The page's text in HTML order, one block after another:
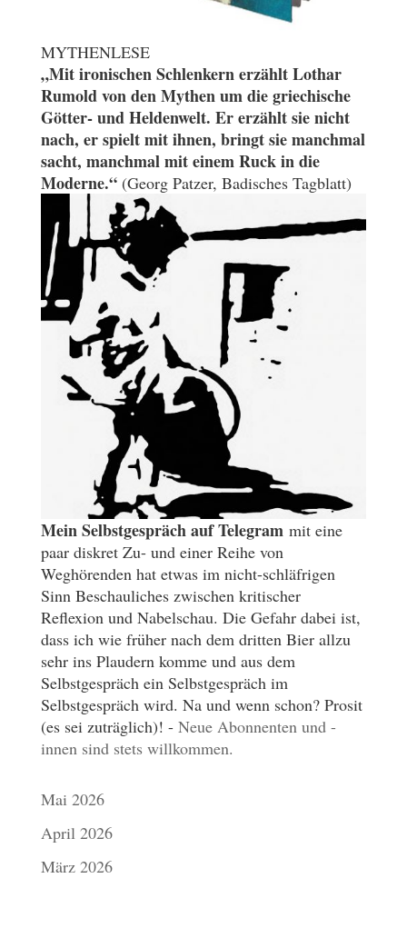
MYTHENLESE
„Mit ironischen Schlenkern erzählt Lothar
Rumold von den Mythen um die griechische
Götter- und Heldenwelt. Er erzählt sie nicht
nach, er spielt mit ihnen, bringt sie manchmal
sacht, manchmal mit einem Ruck in die
Moderne.“(Georg Patzer, Badisches Tagblatt)
Mein Selbstgespräch auf Telegrammit eine
paar diskret Zu- und einer Reihe von
Weghörenden hat etwas im nicht-schläfrigen
Sinn Beschauliches zwischen kritischer
Reflexion und Nabelschau. Die Gefahr dabei ist,
dass ich wie früher nach dem dritten Bier allzu
sehr ins Plaudern komme und aus dem
Selbstgespräch ein Selbstgespräch im
Selbstgespräch wird. Na und wenn schon? Prosit
(es sei zuträglich)! - Neue Abonnenten und -
innen sind stets willkommen.
Mai 2026
April 2026
März 2026